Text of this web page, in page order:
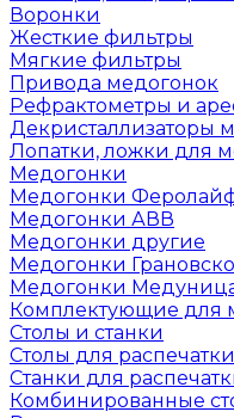
Воронки
Жесткие фильтры
Мягкие фильтры
Привода медогонок
Рефрактометры и
Декристаллизаторы
Лопатки, ложки для
Медогонки
Медогонки
Медогонки АВВ
Медогонки другие
Медогонки
Медогонки
Комплектующие для
Столы и станки
Столы для
Станки для
Комбинированные